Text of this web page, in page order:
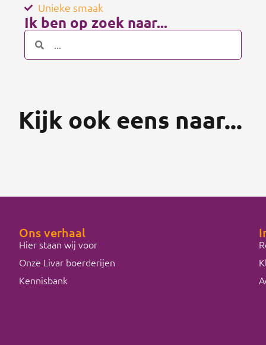
Unieke smaak
Ik ben op zoek naar...
Kijk ook eens naar...
Ons verhaal
Hier staan wij voor
Onze Livar boerderijen
Kennisbank